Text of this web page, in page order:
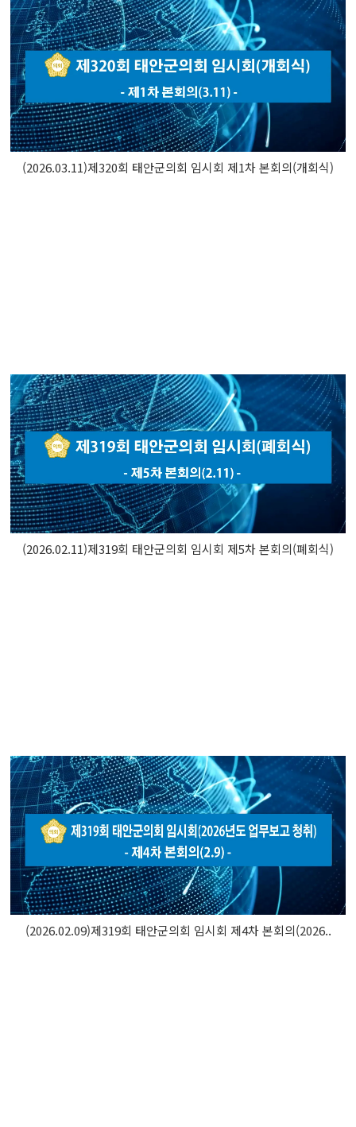
(2026.03.11)제320회 태안군의회 임시회 제1차 본회의(개회식)
(2026.02.11)제319회 태안군의회 임시회 제5차 본회의(폐회식)
(2026.02.09)제319회 태안군의회 임시회 제4차 본회의(2026..